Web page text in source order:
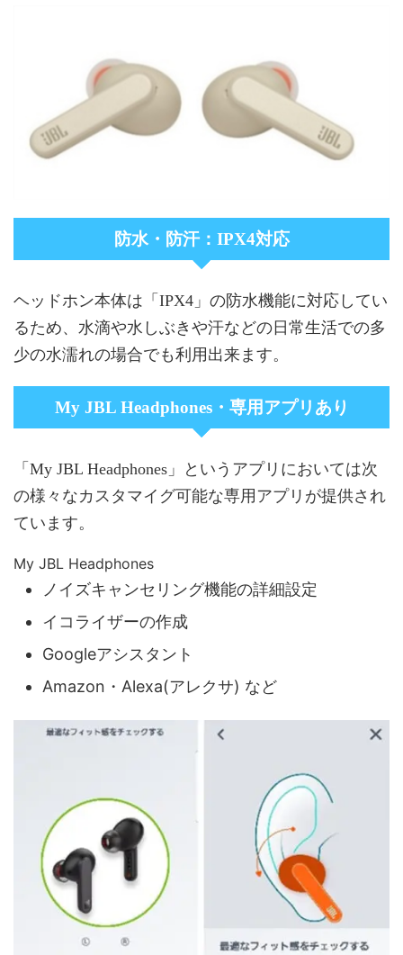
防水・防汗：IPX4対応
ヘッドホン本体は「IPX4」の防水機能に対応してい
るため、水滴や水しぶきや汗などの日常生活での多
少の水濡れの場合でも利用出来ます。
My JBL Headphones・専用アプリあり
「My JBL Headphones」というアプリにおいては次
の様々なカスタマイグ可能な専用アプリが提供され
ています。
My JBL Headphones
ノイズキャンセリング機能の詳細設定
イコライザーの作成
Googleアシスタント
Amazon・Alexa(アレクサ) など